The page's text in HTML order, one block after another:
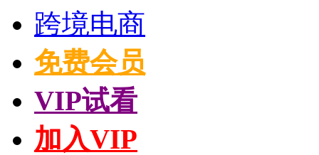
跨境电商
免费会员
VIP试看
加入VIP